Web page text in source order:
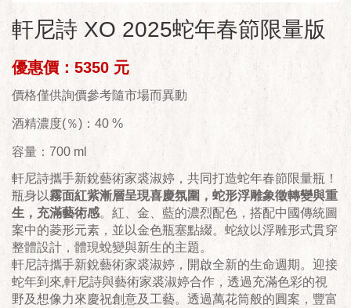
軒尼詩 XO 2025蛇年春節限量版
優惠價：5350 元
價格僅供詢價參考隨市場而異動
酒精濃度(％)：40 %
容量：700 ml
軒尼詩攜手新銳藝術家裘淑婷，共同打造蛇年春節限量瓶！
瓶身以霧面紅紫漸層呈現喜慶氛圍，蛇形浮雕象徵轉變與重
生，充滿藝術感。紅、金、藍的濃烈配色，搭配中國傳統圖
案中的菱形元素，並以金色瓶塞點綴。蛇紋以浮雕形式貫穿
整體設計，體現蛻變與新生的主題。
軒尼詩攜手新銳藝術家裘淑婷，開啟全新的生命週期。迎接
蛇年到來,軒尼詩與藝術家裘淑婷合作，透過充滿色彩的視
野及想像力來慶祝創意及工藝。透過萬花筒般的圓案，豐富